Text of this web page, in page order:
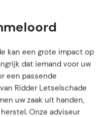
kan een grote impact op
dat iemand voor uw
een passende
Ridder Letselschade
uw zaak uit handen,
Onze adviseur